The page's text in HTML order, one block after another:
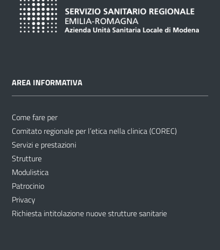
AREA INFORMATIVA
Come fare per
Comitato regionale per l’etica nella clinica (COREC)
Servizi e prestazioni
Strutture
Modulistica
Patrocinio
Privacy
Richiesta intitolazione nuove strutture sanitarie